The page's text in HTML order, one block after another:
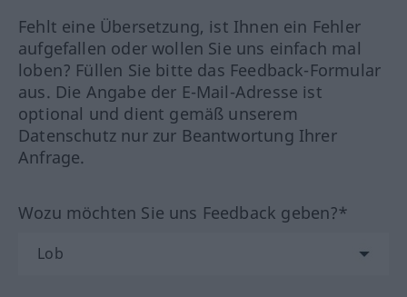
Fehlt eine Übersetzung, ist Ihnen ein Fehler
aufgefallen oder wollen Sie uns einfach mal
loben? Füllen Sie bitte das Feedback-Formular
aus. Die Angabe der E-Mail-Adresse ist
optional und dient gemäß unserem
Datenschutz nur zur Beantwortung Ihrer
Anfrage.
Wozu möchten Sie uns Feedback geben?*